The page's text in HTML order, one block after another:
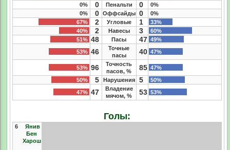
0%
0 Пенальти 0
0%
0%
0 Оффсайды 0
0%
67%
2 Угловые 1
33%
40%
2 Навесы 3
60%
51% 48 Пасы 47 49%
53% 46
Точные
пасы
40 47%
53% 96
Точность
пасов, %
85 47%
50%
5 Нарушения 5
50%
47% 47
Владение
мячом, %
53 53%
Голы:
6
Янив
Бен
Харош